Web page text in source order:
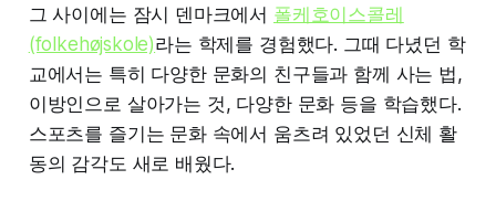
그 사이에는 잠시 덴마크에서 폴케호이스콜레
(folkehøjskole)라는 학제를 경험했다. 그때 다녔던 학
교에서는 특히 다양한 문화의 친구들과 함께 사는 법,
이방인으로 살아가는 것, 다양한 문화 등을 학습했다.
스포츠를 즐기는 문화 속에서 움츠려 있었던 신체 활
동의 감각도 새로 배웠다.